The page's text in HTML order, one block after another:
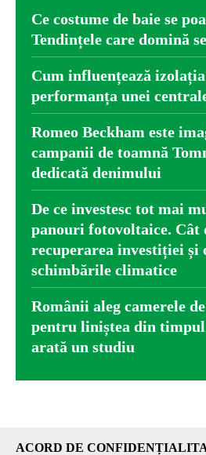
Ce costume de baie se
Tendințele care domină
Cum influențează
performanța unei
Romeo Beckham este
campanii de toamnă
dedicată denimului
De ce investesc tot mai
panouri fotovoltaice. Cât
recuperarea investiției și
schimbările climatice
Românii aleg camerele
pentru liniștea din timpul
arată un studiu
ACORD DE